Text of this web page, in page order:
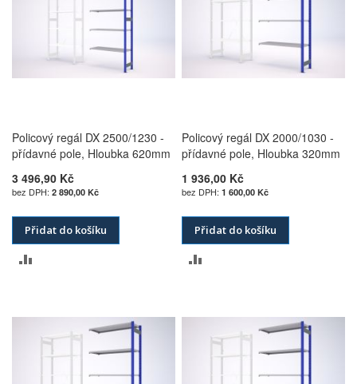
Policový regál DX 2500/1230 -
přídavné pole, Hloubka 620mm
3 496,90 Kč
2 890,00 Kč
Přidat do košíku
POROVNÁNÍ
Policový regál DX 2000/1030 -
přídavné pole, Hloubka 320mm
1 936,00 Kč
1 600,00 Kč
Přidat do košíku
POROVNÁNÍ